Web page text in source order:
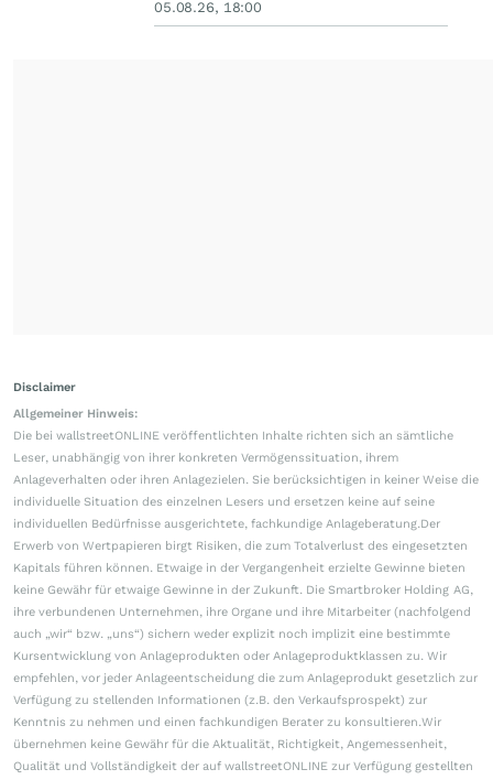
05.08.26, 18:00
Disclaimer
Allgemeiner Hinweis:
Die bei wallstreetONLINE veröffentlichten Inhalte richten sich an sämtliche
Leser, unabhängig von ihrer konkreten Vermögenssituation, ihrem
Anlageverhalten oder ihren Anlagezielen. Sie berücksichtigen in keiner Weise die
individuelle Situation des einzelnen Lesers und ersetzen keine auf seine
individuellen Bedürfnisse ausgerichtete, fachkundige Anlageberatung.Der
Erwerb von Wertpapieren birgt Risiken, die zum Totalverlust des eingesetzten
Kapitals führen können. Etwaige in der Vergangenheit erzielte Gewinne bieten
keine Gewähr für etwaige Gewinne in der Zukunft. Die Smartbroker Holding AG,
ihre verbundenen Unternehmen, ihre Organe und ihre Mitarbeiter (nachfolgend
auch „wir“ bzw. „uns“) sichern weder explizit noch implizit eine bestimmte
Kursentwicklung von Anlageprodukten oder Anlageproduktklassen zu. Wir
empfehlen, vor jeder Anlageentscheidung die zum Anlageprodukt gesetzlich zur
Verfügung zu stellenden Informationen (z.B. den Verkaufsprospekt) zur
Kenntnis zu nehmen und einen fachkundigen Berater zu konsultieren.Wir
übernehmen keine Gewähr für die Aktualität, Richtigkeit, Angemessenheit,
Qualität und Vollständigkeit der auf wallstreetONLINE zur Verfügung gestellten